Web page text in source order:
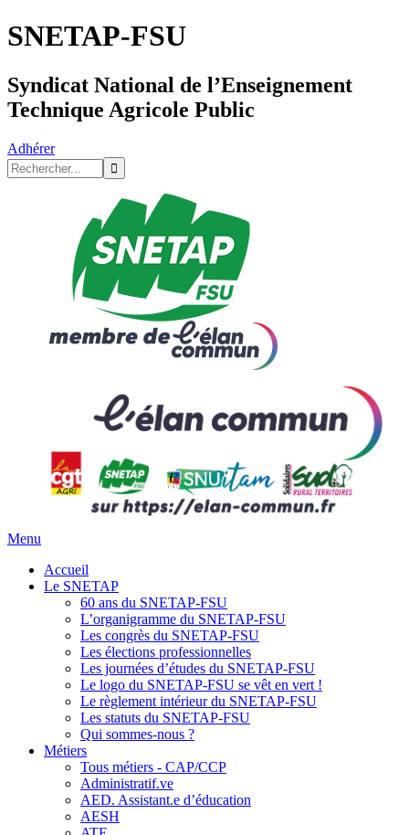
SNETAP-FSU
Syndicat National de l’Enseignement
Technique Agricole Public
Adhérer
Menu
Accueil
Le SNETAP
60 ans du SNETAP-FSU
L’organigramme du SNETAP-FSU
Les congrès du SNETAP-FSU
Les élections professionnelles
Les journées d’études du SNETAP-FSU
Le logo du SNETAP-FSU se vêt en vert !
Le règlement intérieur du SNETAP-FSU
Les statuts du SNETAP-FSU
Qui sommes-nous ?
Métiers
Tous métiers - CAP/CCP
Administratif.ve
AED. Assistant.e d’éducation
AESH